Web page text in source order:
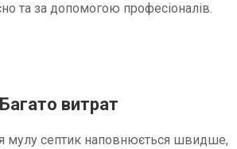
та за допомогою професіоналів.
Багато витрат
мулу септик наповнюється швидше,